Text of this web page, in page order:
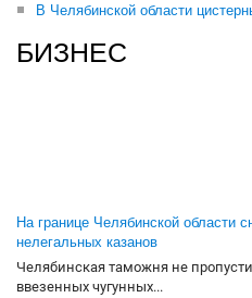
В Челябинской области
БИЗНЕС
На границе Челябинской области
нелегальных казанов
Челябинская таможня не
ввезенных чугунных...